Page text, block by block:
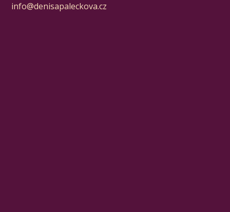
info@denisapaleckova.cz